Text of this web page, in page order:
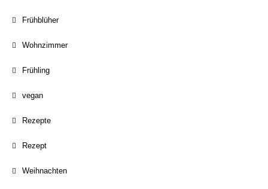
Frühblüher
Wohnzimmer
Frühling
vegan
Rezepte
Rezept
Weihnachten